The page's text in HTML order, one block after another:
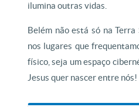
ilumina outras vidas.
Belém não está só na
nos lugares que
físico, seja um espaço
Jesus quer nascer entre nós!